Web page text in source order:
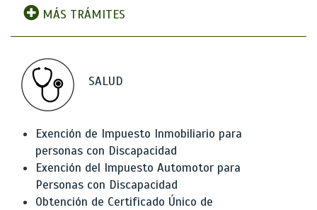
MÁS TRÁMITES
SALUD
Exención de Impuesto Inmobiliario para
personas con Discapacidad
Exención del Impuesto Automotor para
Personas con Discapacidad
Obtención de Certificado Único de